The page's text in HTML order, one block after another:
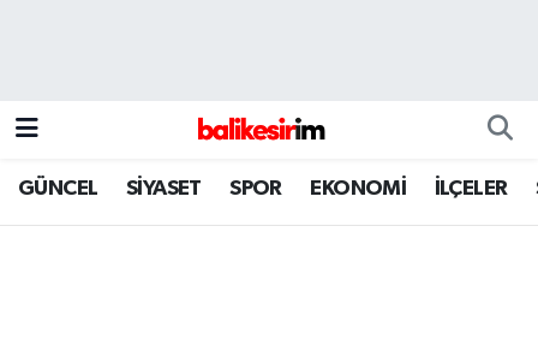
GÜNCEL SİYASET SPOR EKONOMİ İLÇELER